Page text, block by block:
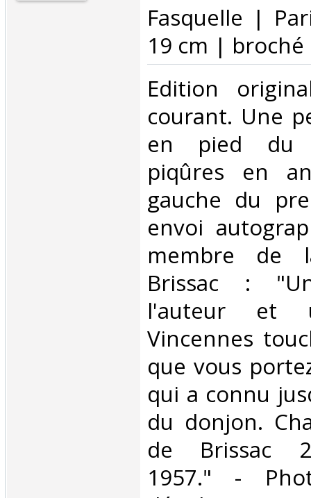
‎Fasquelle |
19 cm | broché‎
‎Edition
courant. Une
en pied du
piqûres en
gauche du
envoi
membre de
Brissac :
l'auteur et
Vincennes
que vous
qui a connu
du donjon.
de Brissac
1957." -